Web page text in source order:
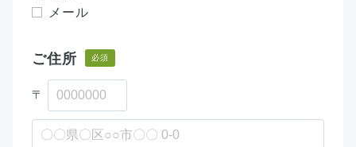
メール
ご住所 必須
〒